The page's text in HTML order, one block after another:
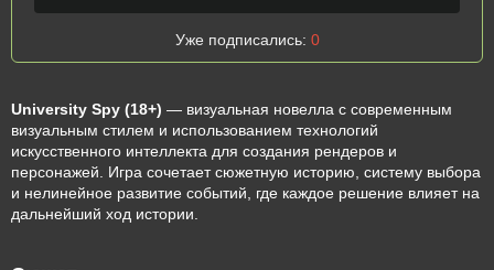
Уже подписались: 0
University Spy (18+) — визуальная новелла с современным
визуальным стилем и использованием технологий
искусственного интеллекта для создания рендеров и
персонажей. Игра сочетает сюжетную историю, систему выбора
и нелинейное развитие событий, где каждое решение влияет на
дальнейший ход истории.